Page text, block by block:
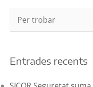
e
c
Entrades recents